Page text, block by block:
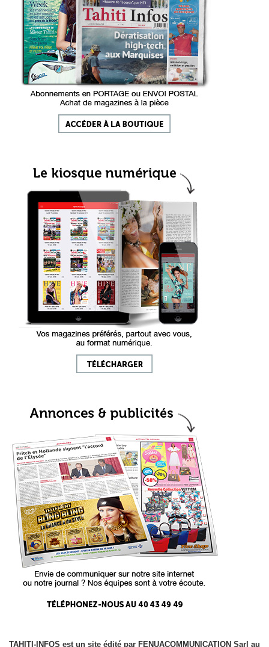
TAHITI-INFOS est un site édité par FENUACOMMUNICATION Sarl au